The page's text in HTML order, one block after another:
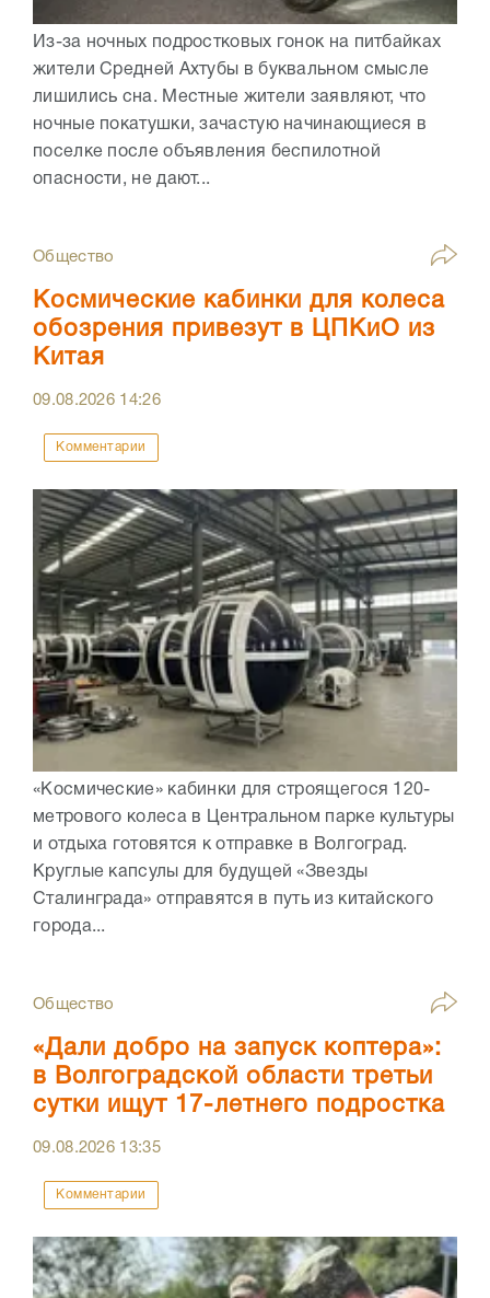
Из-за ночных подростковых гонок на питбайках
жители Средней Ахтубы в буквальном смысле
лишились сна. Местные жители заявляют, что
ночные покатушки, зачастую начинающиеся в
поселке после объявления беспилотной
опасности, не дают...
Общество
Космические кабинки для колеса
обозрения привезут в ЦПКиО из
Китая
09.08.2026 14:26
Комментарии
«Космические» кабинки для строящегося 120-
метрового колеса в Центральном парке культуры
и отдыха готовятся к отправке в Волгоград.
Круглые капсулы для будущей «Звезды
Сталинграда» отправятся в путь из китайского
города...
Общество
«Дали добро на запуск коптера»:
в Волгоградской области третьи
сутки ищут 17-летнего подростка
09.08.2026 13:35
Комментарии